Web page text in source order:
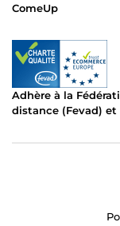
ComeUp
Adhère à la
distance (Fevad)